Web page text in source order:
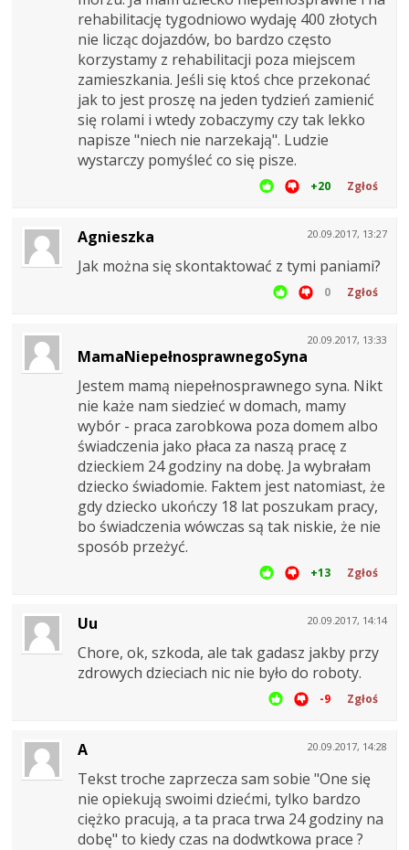
rehabilitację tygodniowo wydaję 400 złotych
nie licząc dojazdów, bo bardzo często
korzystamy z rehabilitacji poza miejscem
zamieszkania. Jeśli się ktoś chce przekonać
jak to jest proszę na jeden tydzień zamienić
się rolami i wtedy zobaczymy czy tak lekko
napisze "niech nie narzekają". Ludzie
wystarczy pomyśleć co się pisze.
+20 Zgłoś
20.09.2017, 13:27
Agnieszka
Jak można się skontaktować z tymi paniami?
0 Zgłoś
20.09.2017, 13:33
MamaNiepełnosprawnegoSyna
Jestem mamą niepełnosprawnego syna. Nikt
nie każe nam siedzieć w domach, mamy
wybór - praca zarobkowa poza domem albo
świadczenia jako płaca za naszą pracę z
dzieckiem 24 godziny na dobę. Ja wybrałam
dziecko świadomie. Faktem jest natomiast, że
gdy dziecko ukończy 18 lat poszukam pracy,
bo świadczenia wówczas są tak niskie, że nie
sposób przeżyć.
+13 Zgłoś
20.09.2017, 14:14
Uu
Chore, ok, szkoda, ale tak gadasz jakby przy
zdrowych dzieciach nic nie było do roboty.
-9 Zgłoś
20.09.2017, 14:28
A
Tekst troche zaprzecza sam sobie "One się
nie opiekują swoimi dziećmi, tylko bardzo
ciężko pracują, a ta praca trwa 24 godziny na
dobę" to kiedy czas na dodwtkowa prace ?